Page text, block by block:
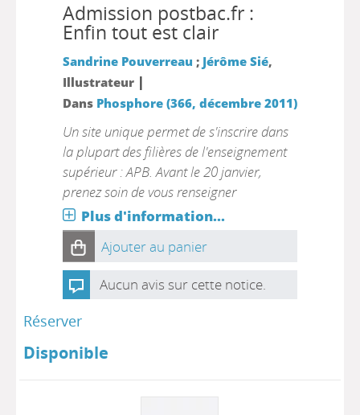
Admission postbac.fr :
Enfin tout est clair
Sandrine Pouverreau ; Jérôme Sié,
Illustrateur |
Dans Phosphore (366, décembre 2011)
Un site unique permet de s'inscrire dans
la plupart des filières de l'enseignement
supérieur : APB. Avant le 20 janvier,
prenez soin de vous renseigner
Plus d'information...
Ajouter au panier
Aucun avis sur cette notice.
Réserver
Disponible